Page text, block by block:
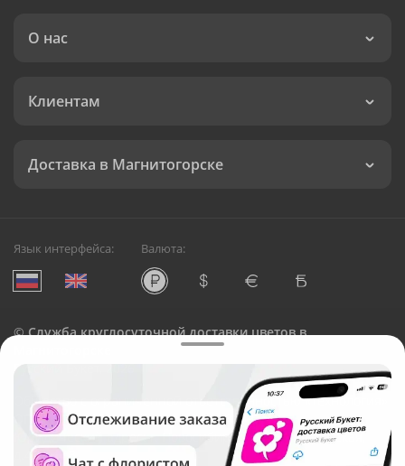
О нас
Клиентам
Доставка в Магнитогорске
Язык интерфейса: Валюта:
©Служба круглосуточной доставки цветов в
Русский Букет, 2026
Общество с ограниченной ответственностью «Технология»
ОГРН: 1195476081745, ИНН: 5410081997
Юридический адрес: г. Новосибирск, ул. Ипподромская,
д.42, оф. 3